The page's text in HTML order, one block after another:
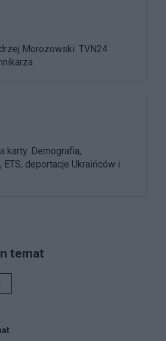
Morozowski. TVN24
karty. Demografia,
ETS, deportacje Ukraińców i
temat